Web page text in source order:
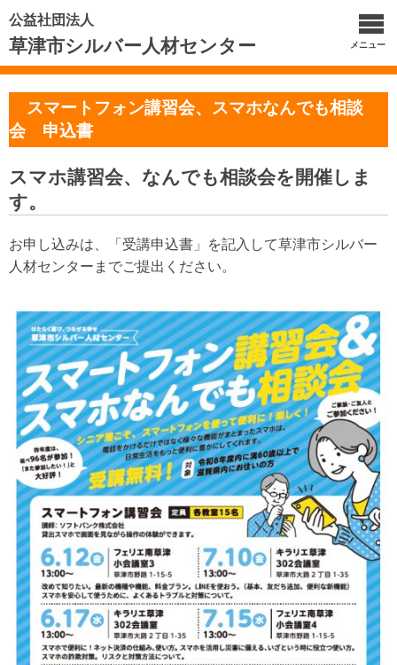
公益社団法人
草津市シルバー人材センター メニュー
スマートフォン講習会、スマホなんでも相談
会 申込書
スマホ講習会、なんでも相談会を開催しま
す。
お申し込みは、「受講申込書」を記入して草津市シルバー
人材センターまでご提出ください。